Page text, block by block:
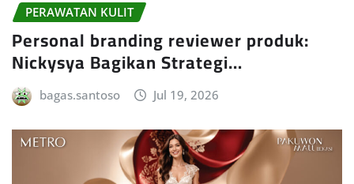
PERAWATAN KULIT
Personal branding reviewer produk:
Nickysya Bagikan Strategi…
bagas.santoso Jul 19, 2026